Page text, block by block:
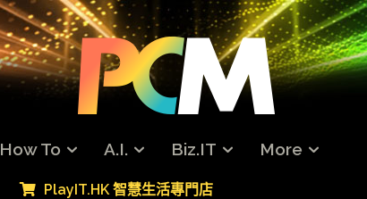
How To A.I. Biz.IT More
PlayIT.HK 智慧生活專門店